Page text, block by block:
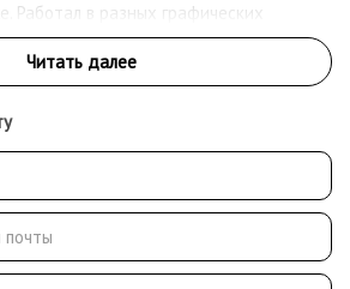
Работал в разных графических
(офорт, литография), так и
и тушью). Постоянный
выставок. Персональные выставки
1982, 1992, ГТГ, 1993, 2004, Музей
(1989-1990), Мюнхене (1990), в
и зарубежных галереях.
хранятся в ГТГ, ГРМ, ГМИИ им. А.С.
Музее Востока, Ярославском
во многих региональных и частных
за рубежом.